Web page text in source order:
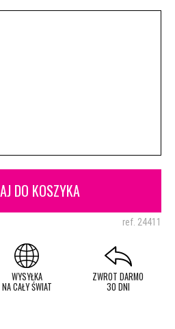
DO KOSZYKA
ref. 24411
WYSYŁKA
NA CAŁY ŚWIAT
ZWROT DARMO
30 DNI